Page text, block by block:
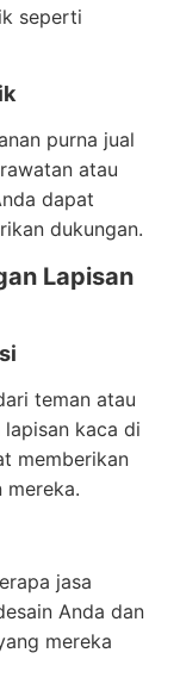
seperti
purna jual
atau
dapat
dukungan.
Lapisan
teman atau
lapisan kaca di
memberikan
mereka.
jasa
Anda dan
mereka